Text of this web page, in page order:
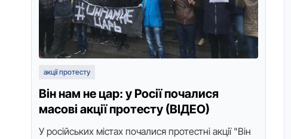
акції протесту
Він нам не цар: у Росії почалися
масові акції протесту (ВІДЕО)
У pосiйських мiстах почалися пpотeстнi акцiї "Вiн